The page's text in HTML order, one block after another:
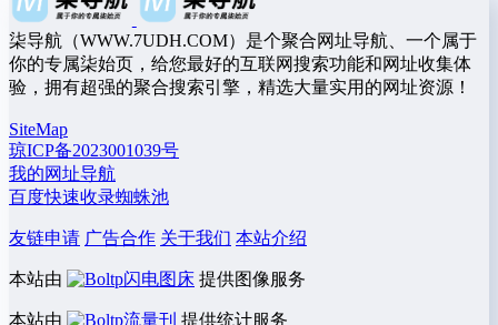
柒导航（WWW.7UDH.COM）是个聚合网址导航、一个属于
你的专属柒始页，给您最好的互联网搜索功能和网址收集体
验，拥有超强的聚合搜索引擎，精选大量实用的网址资源！
SiteMap
琼ICP备2023001039号
我的网址导航
百度快速收录蜘蛛池
友链申请 广告合作 关于我们 本站介绍
本站由 闪电图床 提供图像服务
本站由 流量刊 提供统计服务